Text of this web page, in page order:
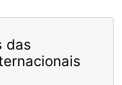
das